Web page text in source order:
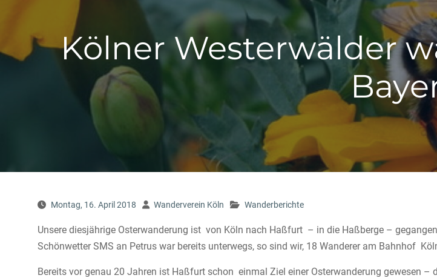
Kölner Westerwälder
Montag, 16. April 2018 Wanderverein Köln Wanderberichte
Unsere diesjährige Osterwanderung ist von Köln nach Haßfurt – in die Haßberge –
Schönwetter SMS an Petrus war bereits unterwegs, so sind wir, 18 Wanderer am Bahnhof
Bereits vor genau 20 Jahren ist Haßfurt schon einmal Ziel einer Osterwanderung gewesen –